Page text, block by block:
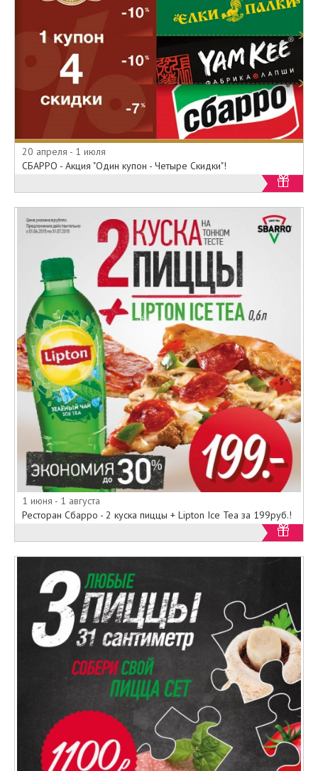
www.sbarro.ru компании
Сбарро.
Компания предлагает вкусные
блуда по самым доступным
ценам!
20 апреля - 1 июля
СБАРРО - Акция "Один купон - Четыре Скидки"!
1 июня - 1 августа
Ресторан Сбарро - 2 куска пиццы + Lipton Ice Tea за 199руб.!